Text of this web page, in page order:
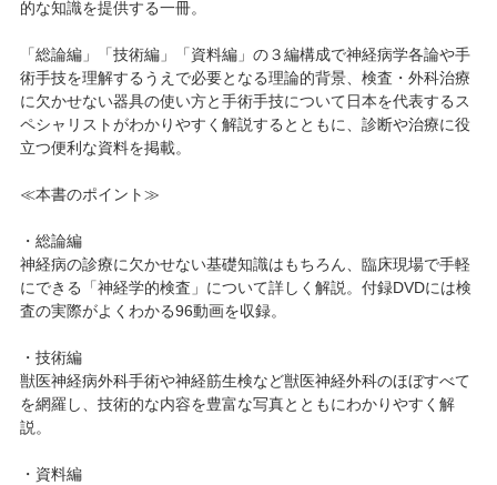
的な知識を提供する一冊。
「総論編」「技術編」「資料編」の３編構成で神経病学各論や手
術手技を理解するうえで必要となる理論的背景、検査・外科治療
に欠かせない器具の使い方と手術手技について日本を代表するス
ペシャリストがわかりやすく解説するとともに、診断や治療に役
立つ便利な資料を掲載。
≪本書のポイント≫
・総論編
神経病の診療に欠かせない基礎知識はもちろん、臨床現場で手軽
にできる「神経学的検査」について詳しく解説。付録DVDには検
査の実際がよくわかる96動画を収録。
・技術編
獣医神経病外科手術や神経筋生検など獣医神経外科のほぼすべて
を網羅し、技術的な内容を豊富な写真とともにわかりやすく解
説。
・資料編